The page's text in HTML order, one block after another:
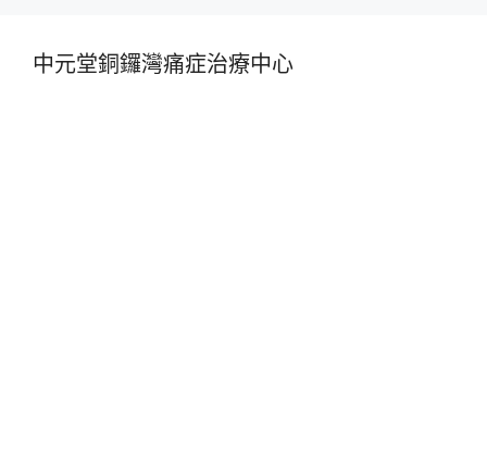
中元堂銅鑼灣痛症治療中心